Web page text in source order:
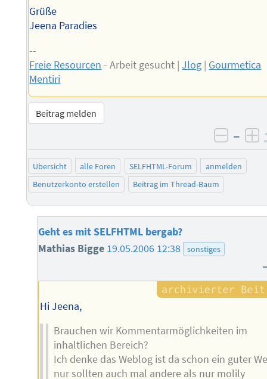
Grüße
Jeena Paradies
--
Freie Resourcen - Arbeit gesucht |Jlog | Gourmetica
Mentiri
Beitrag melden
–
Übersicht alle Foren SELFHTML-Forum
anmelden
Benutzerkonto erstellen
Beitrag im Thread-Baum
Geht es mit SELFHTML bergab?
Mathias Bigge 19.05.2006 12:38 sonstiges
Hi Jeena,
Brauchen wir Kommentarmöglichkeiten im
inhaltlichen Bereich?
Ich denke das Weblog ist da schon ein guter
nur sollten auch mal andere als nur molily